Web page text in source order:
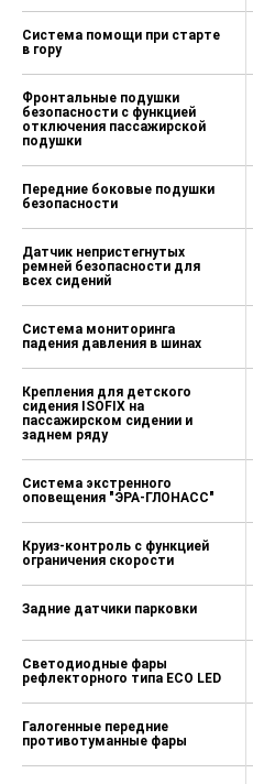
Система помощи при старте
в гору
Фронтальные подушки
безопасности с функцией
отключения пассажирской
подушки
Передние боковые подушки
безопасности
Датчик непристегнутых
ремней безопасности для
всех сидений
Система мониторинга
падения давления в шинах
Крепления для детского
сидения ISOFIX на
пассажирском сидении и
заднем ряду
Система экстренного
оповещения "ЭРА-ГЛОНАСС"
Круиз-контроль с функцией
ограничения скорости
Задние датчики парковки
Светодиодные фары
рефлекторного типа ECO LED
Галогенные передние
противотуманные фары